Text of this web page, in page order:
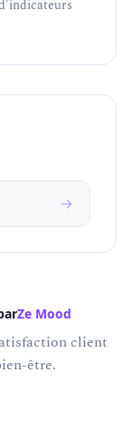
→
Ze Mood
client
être.